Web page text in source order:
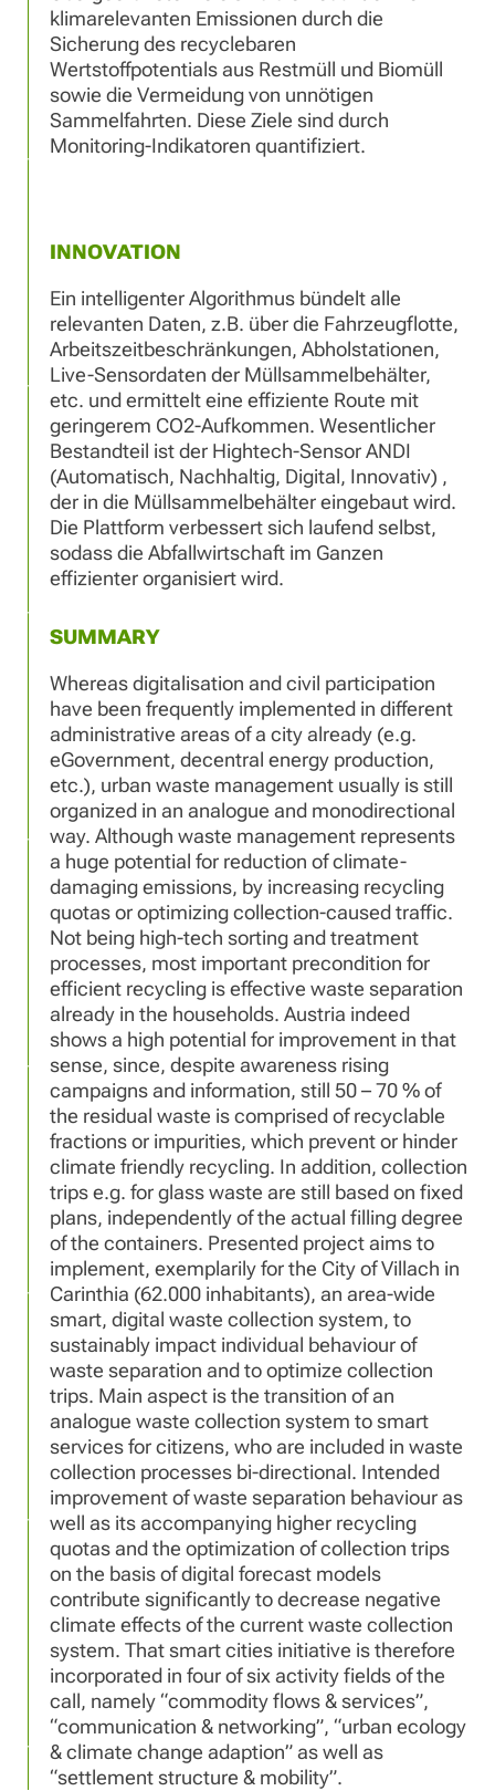
klimarelevanten Emissionen durch die
Sicherung des recyclebaren
Wertstoffpotentials aus Restmüll und Biomüll
sowie die Vermeidung von unnötigen
Sammelfahrten. Diese Ziele sind durch
Monitoring-Indikatoren quantifiziert.
INNOVATION
Ein intelligenter Algorithmus bündelt alle
relevanten Daten, z.B. über die Fahrzeugflotte,
Arbeitszeitbeschränkungen, Abholstationen,
Live-Sensordaten der Müllsammelbehälter,
etc. und ermittelt eine effiziente Route mit
geringerem CO2-Aufkommen. Wesentlicher
Bestandteil ist der Hightech-Sensor ANDI
(Automatisch, Nachhaltig, Digital, Innovativ) ,
der in die Müllsammelbehälter eingebaut wird.
Die Plattform verbessert sich laufend selbst,
sodass die Abfallwirtschaft im Ganzen
effizienter organisiert wird.
SUMMARY
Whereas digitalisation and civil participation
have been frequently implemented in different
administrative areas of a city already (e.g.
eGovernment, decentral energy production,
etc.), urban waste management usually is still
organized in an analogue and monodirectional
way. Although waste management represents
a huge potential for reduction of climate-
damaging emissions, by increasing recycling
quotas or optimizing collection-caused traffic.
Not being high-tech sorting and treatment
processes, most important precondition for
efficient recycling is effective waste separation
already in the households. Austria indeed
shows a high potential for improvement in that
sense, since, despite awareness rising
campaigns and information, still 50 – 70 % of
the residual waste is comprised of recyclable
fractions or impurities, which prevent or hinder
climate friendly recycling. In addition, collection
trips e.g. for glass waste are still based on fixed
plans, independently of the actual filling degree
of the containers. Presented project aims to
implement, exemplarily for the City of Villach in
Carinthia (62.000 inhabitants), an area-wide
smart, digital waste collection system, to
sustainably impact individual behaviour of
waste separation and to optimize collection
trips. Main aspect is the transition of an
analogue waste collection system to smart
services for citizens, who are included in waste
collection processes bi-directional. Intended
improvement of waste separation behaviour as
well as its accompanying higher recycling
quotas and the optimization of collection trips
on the basis of digital forecast models
contribute significantly to decrease negative
climate effects of the current waste collection
system. That smart cities initiative is therefore
incorporated in four of six activity fields of the
call, namely “commodity flows & services”,
“communication & networking”, “urban ecology
& climate change adaption” as well as
“settlement structure & mobility”.